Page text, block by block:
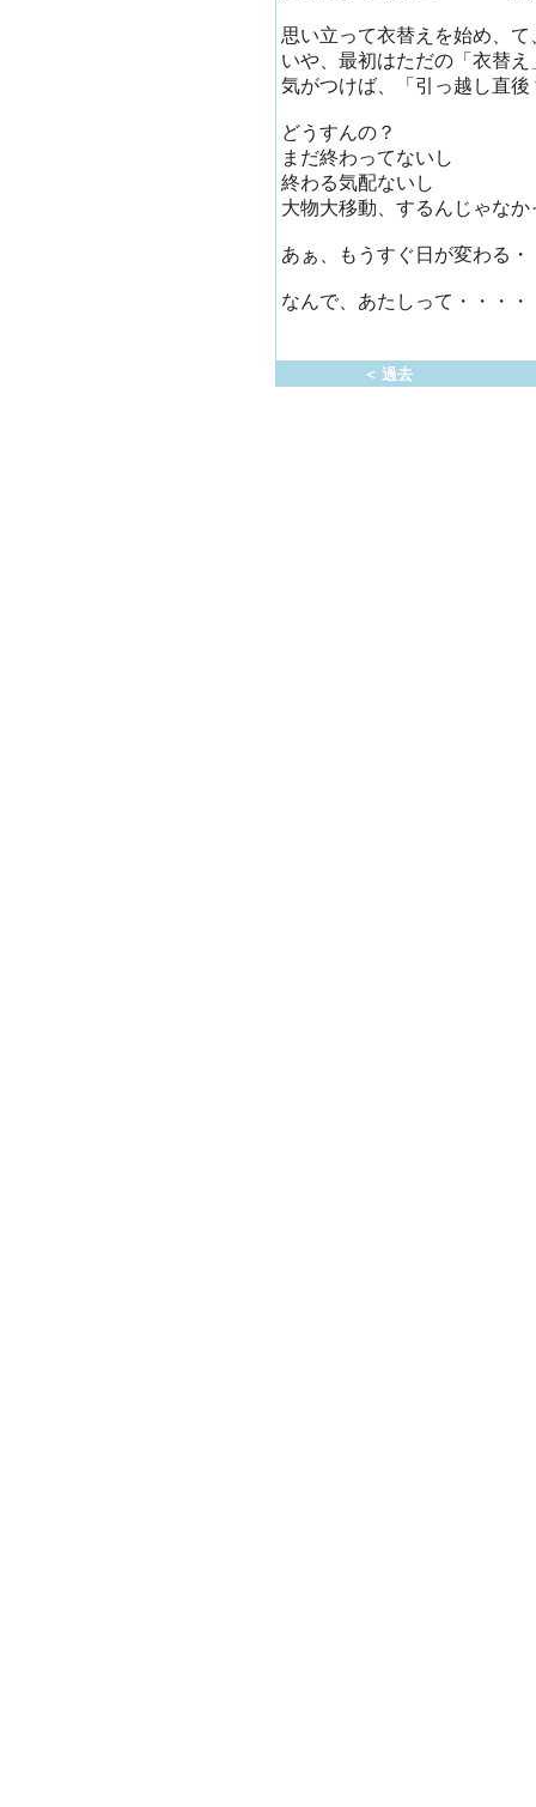
思い立って衣替えを始め、
いや、最初はただの「衣替
気がつけば、「引っ越し直
どうすんの？
まだ終わってないし
終わる気配ないし
大物大移動、するんじゃなか
あぁ、もうすぐ日が変わる・
なんで、あたしって・・・・
＜ 過去